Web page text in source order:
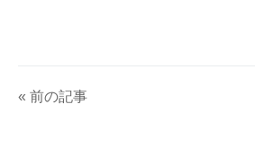
« 前の記事